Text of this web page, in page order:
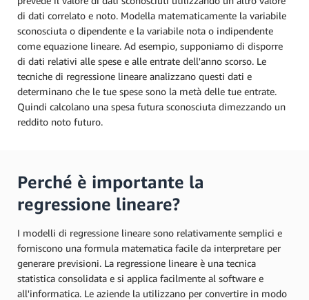
di dati correlato e noto. Modella matematicamente la variabile
sconosciuta o dipendente e la variabile nota o indipendente
come equazione lineare. Ad esempio, supponiamo di disporre
di dati relativi alle spese e alle entrate dell'anno scorso. Le
tecniche di regressione lineare analizzano questi dati e
determinano che le tue spese sono la metà delle tue entrate.
Quindi calcolano una spesa futura sconosciuta dimezzando un
reddito noto futuro.
Perché è importante la
regressione lineare?
I modelli di regressione lineare sono relativamente semplici e
forniscono una formula matematica facile da interpretare per
generare previsioni. La regressione lineare è una tecnica
statistica consolidata e si applica facilmente al software e
all'informatica. Le aziende la utilizzano per convertire in modo